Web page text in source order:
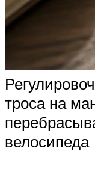
троса на
велосипеда